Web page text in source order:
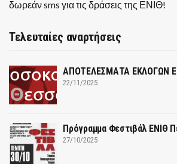
δωρεάν sms για τις δράσεις της ΕΝΙΘ!
Τελευταίες αναρτήσεις
ΑΠΟΤΕΛΕΣΜΑΤΑ ΕΚΛΟΓΩΝ
22/11/2025
Πρόγραμμα Φεστιβάλ ΕΝΙΘ
27/10/2025